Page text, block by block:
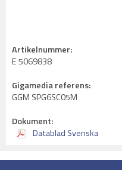
Artikelnummer:
E 5069838
Gigamedia referens:
GGM SPG6SC05M
Dokument:
Datablad Svenska